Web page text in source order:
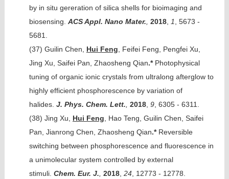
by in situ gereration of silica shells for bioimaging and
biosensing. ACS Appl. Nano Mater. 2018, 1
, 5673 -
5681.
(37) Guilin Chen, Hui Feng , Feifei Feng, Pengfei Xu,
Jing Xu, Saifei Pan, Zhaosheng Qian.*Photophysical
tuning of organic ionic crystals from ultralong afterglow to
highly efficient phosphorescence by variation of
halides. J. Phys. Chem. Lett. 2018, 9, 6305 - 6311.
(38) Jing Xu, Hui Feng , Hao Teng, Guilin Chen, Saifei
Pan, Jianrong Chen, Zhaosheng Qian.*Reversible
switching between phosphorescence and fluorescence in
a unimolecular system controlled by external
stimuli. Chem. Eur. J. 2018, 24, 12773 - 12778.